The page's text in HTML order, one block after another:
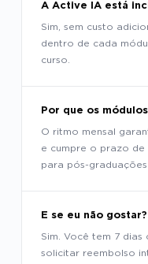
A Active IA está
Sim, sem custo
dentro de cada
curso.
Por que os
O ritmo mensal
e cumpre o prazo de
para pós-graduações
E se eu não
Sim. Você tem 7
solicitar reembolso